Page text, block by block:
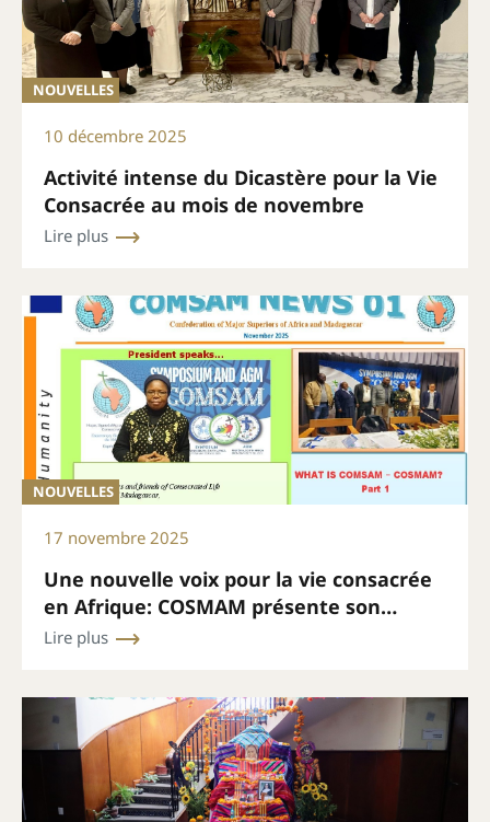
NOUVELLES
10 décembre 2025
Activité intense du Dicastère pour la Vie
Consacrée au mois de novembre
Lire plus
NOUVELLES
17 novembre 2025
Une nouvelle voix pour la vie consacrée
en Afrique: COSMAM présente son
bulletin mensuel
Lire plus